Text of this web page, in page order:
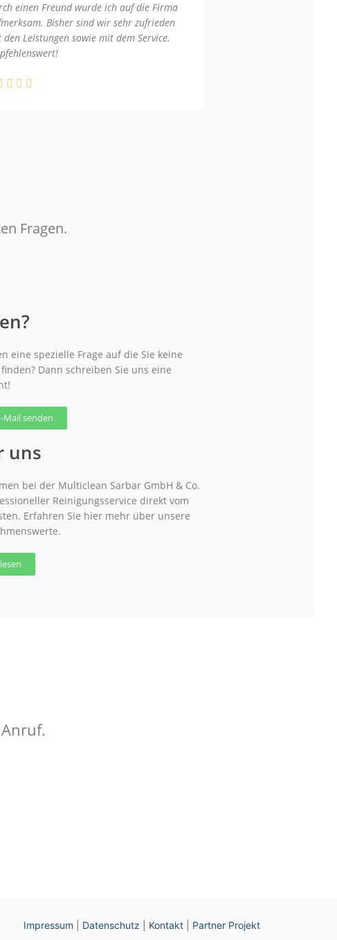
einen Freund wurde ich auf die Firma
Bisher sind wir sehr zufrieden
Leistungen sowie mit dem Service.
Fragen.
eine spezielle Frage auf die Sie keine
Dann schreiben Sie uns eine
Mail senden
uns
bei der Multiclean Sarbar GmbH & Co.
Reinigungsservice direkt vom
Erfahren Sie hier mehr über unsere
Impressum Datenschutz Kontakt| Partner Projekt